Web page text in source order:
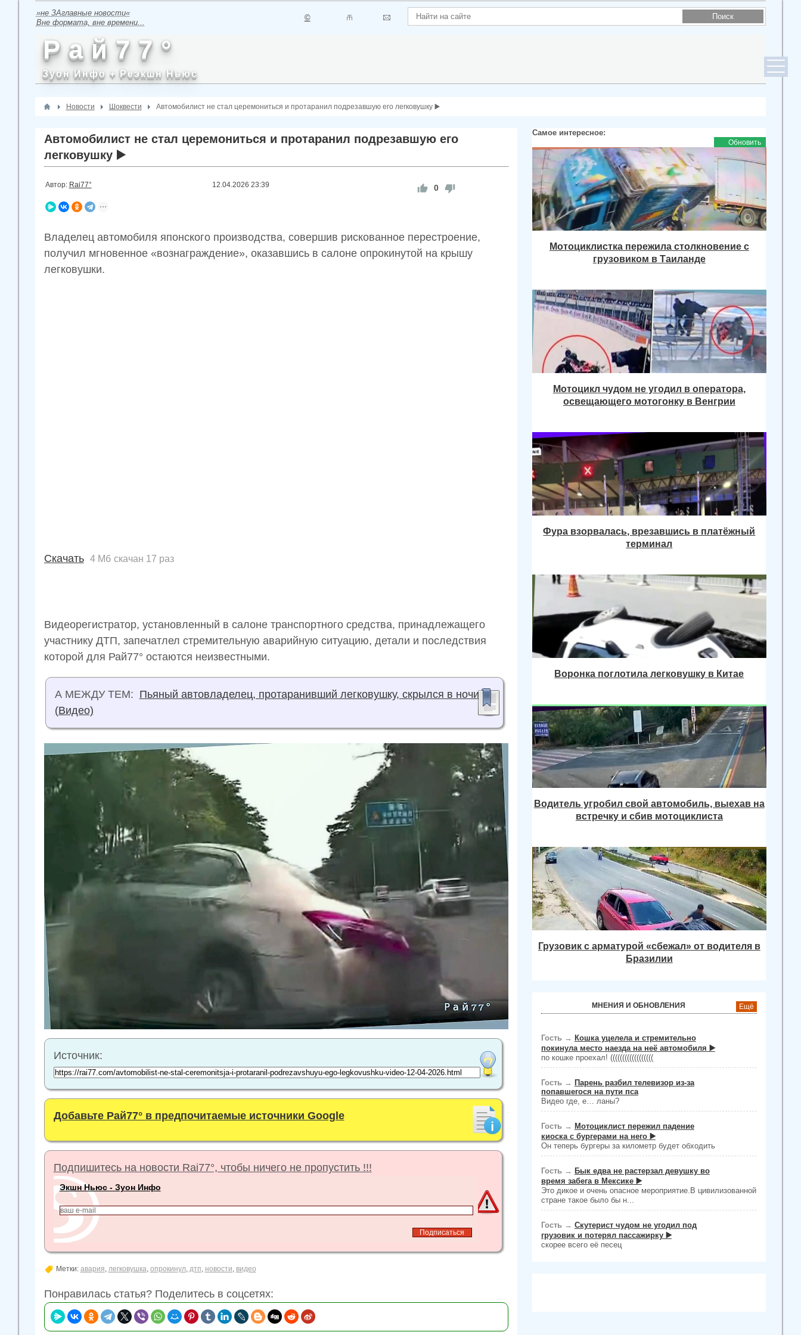
»не ЗАглавные новости«
Вне формата, вне времени...
©
Р а й 7 7 °
Зуон Инфо + Реэкшн Ньюс
Новости Шоквести Автомобилист не стал церемониться и протаранил подрезавшую его легковушку ▶️
Автомобилист не стал церемониться и протаранил подрезавшую его
легковушку ▶️
Автор: Rai77° 12.04.2026 23:39 0
Владелец автомобиля японского производства, совершив рискованное перестроение,
получил мгновенное «вознаграждение», оказавшись в салоне опрокинутой на крышу
легковушки.
Скачать 4 Мб скачан 17 раз
Видеорегистратор, установленный в салоне транспортного средства, принадлежащего
участнику ДТП, запечатлел стремительную аварийную ситуацию, детали и последствия
которой для Рай77° остаются неизвестными.
А МЕЖДУ ТЕМ: Пьяный автовладелец, протаранивший легковушку, скрылся в ночи
(Видео)
Источник:
Добавьте Рай77° в предпочитаемые источники Google
Подпишитесь на новости Rai77°, чтобы ничего не пропустить !!!
Экшн Ньюс - Зуон Инфо
Метки: авария легковушка опрокинул дтп новости видео
Понравилась статья? Поделитесь в соцсетях:
Самое интересное:
Обновить
Мотоциклистка пережила столкновение с
грузовиком в Таиланде
Мотоцикл чудом не угодил в оператора,
освещающего мотогонку в Венгрии
Фура взорвалась, врезавшись в платёжный
терминал
Воронка поглотила легковушку в Китае
Водитель угробил свой автомобиль, выехав на
встречку и сбив мотоциклиста
Грузовик с арматурой «сбежал» от водителя в
Бразилии
МНЕНИЯ И ОБНОВЛЕНИЯ Ещё
Гость → Кошка уцелела и стремительно
покинула место наезда на неё автомобиля ▶️
по кошке проехал! ((((((((((((((((((
Гость → Парень разбил телевизор из-за
попавшегося на пути пса
Видео где, е… ланы?
Гость → Мотоциклист пережил падение
киоска с бургерами на него ▶️
Он теперь бургеры за километр будет обходить
Гость → Бык едва не растерзал девушку во
время забега в Мексике ▶️
Это дикое и очень опасное мероприятие.В цивилизованной
стране такое было бы н...
Гость → Скутерист чудом не угодил под
грузовик и потерял пассажирку ▶️
скорее всего её песец